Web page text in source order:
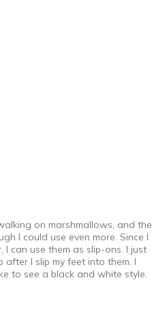
ー
to width
on marshmallows, and the
I could use even more. Since I
can use them as slip-ons. I just
I slip my feet into them. I
to see a black and white style.